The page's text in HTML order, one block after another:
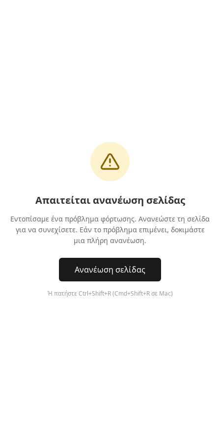
Απαιτείται ανανέωση σελίδας
Εντοπίσαμε ένα πρόβλημα φόρτωσης. Ανανεώστε τη σελίδα
για να συνεχίσετε. Εάν το πρόβλημα επιμένει, δοκιμάστε
μια πλήρη ανανέωση.
Ανανέωση σελίδας
Ή πατήστε Ctrl+Shift+R (Cmd+Shift+R σε Mac)